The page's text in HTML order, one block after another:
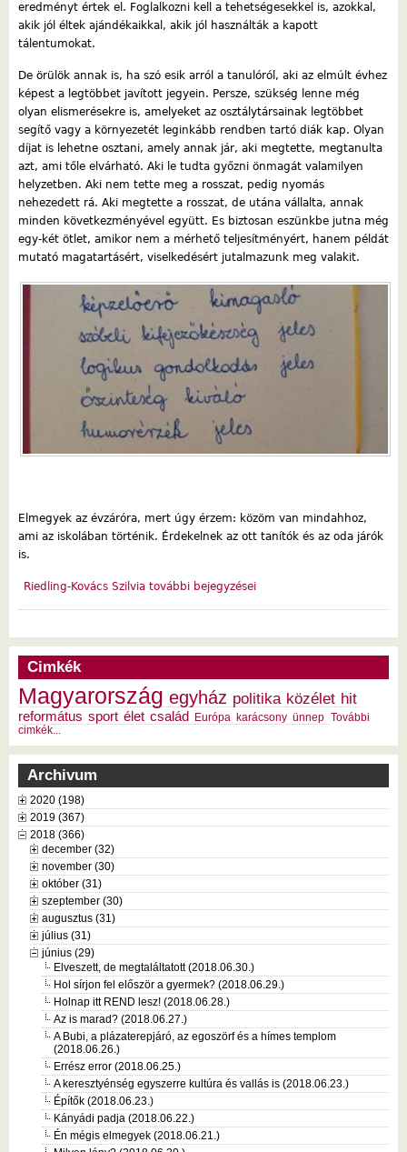
eredményt értek el. Foglalkozni kell a tehetségesekkel is, azokkal,
akik jól éltek ajándékaikkal, akik jól használták a kapott
tálentumokat.
De örülök annak is, ha szó esik arról a tanulóról, aki az elmúlt évhez
képest a legtöbbet javított jegyein. Persze, szükség lenne még
olyan elismerésekre is, amelyeket az osztálytársainak legtöbbet
segítő vagy a környezetét leginkább rendben tartó diák kap. Olyan
díjat is lehetne osztani, amely annak jár, aki megtette, megtanulta
azt, ami tőle elvárható. Aki le tudta győzni önmagát valamilyen
helyzetben. Aki nem tette meg a rosszat, pedig nyomás
nehezedett rá. Aki megtette a rosszat, de utána vállalta, annak
minden következményével együtt. Es biztosan eszünkbe jutna még
egy-két ötlet, amikor nem a mérhető teljesítményért, hanem példát
mutató magatartásért, viselkedésért jutalmazunk meg valakit.
Elmegyek az évzáróra, mert úgy érzem: közöm van mindahhoz,
ami az iskolában történik. Érdekelnek az ott tanítók és az oda járók
is.
Riedling-Kovács Szilvia további bejegyzései
Cimkék
Magyarország egyház politika közélet hit
református sport élet család Európa karácsony ünnep További
cimkék...
Archivum
2020 (198)
2019 (367)
2018 (366)
december (32)
november (30)
október (31)
szeptember (30)
augusztus (31)
július (31)
június (29)
Elveszett, de megtaláltatott (2018.06.30.)
Hol sírjon fel először a gyermek? (2018.06.29.)
Holnap itt REND lesz! (2018.06.28.)
Az is marad? (2018.06.27.)
A Bubi, a plázaterepjáró, az egoszörf és a hímes templom
(2018.06.26.)
Errész error (2018.06.25.)
A keresztyénség egyszerre kultúra és vallás is (2018.06.23.)
Építők (2018.06.23.)
Kányádi padja (2018.06.22.)
Én mégis elmegyek (2018.06.21.)